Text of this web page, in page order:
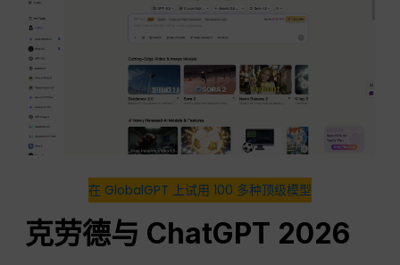
在 GlobalGPT 上试用 100 多种顶级模型
克劳德与 ChatGPT 2026